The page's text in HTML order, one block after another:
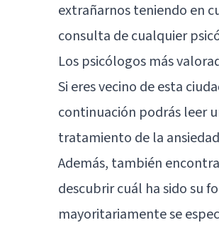
extrañarnos teniendo en
consulta de cualquier
Los psicólogos más
Si eres vecino de esta
continuación podrás leer
tratamiento de la
Además, también
descubrir cuál ha sido su
mayoritariamente se